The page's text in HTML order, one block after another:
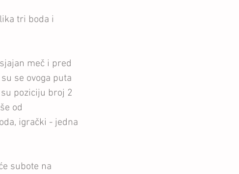
tri boda i
meč i pred
se ovoga puta
poziciju broj 2
od
igrački - jedna
subote na